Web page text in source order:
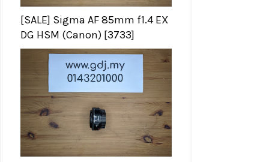
[SALE] Sigma AF 85mm f1.4 EX
DG HSM (Canon) [3733]